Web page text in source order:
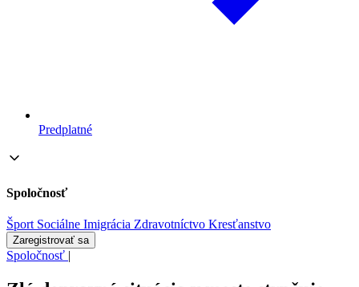
Predplatné
Spoločnosť
Šport Sociálne Imigrácia Zdravotníctvo Kresťanstvo
Zaregistrovať sa
Spoločnosť |